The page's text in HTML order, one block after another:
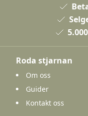
Roda stjarnan
Om oss
Guider
Kontakt oss